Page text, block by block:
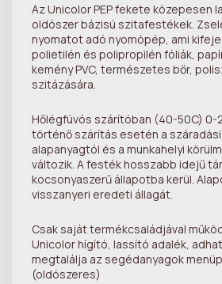
Az Unicolor PEP fekete közepesen
oldószer bázisú szitafestékek.
nyomatot adó nyomópép, ami
polietilén és polipropilén fóliák,
kemény PVC, természetes bőr,
szitázására.
Hőlégfúvós szárítóban (40-50C) 0-
történő szárítás esetén a
alapanyagtól és a munkahelyi
változik. A festék hosszabb idejű
kocsonyaszerű állapotba kerül.
visszanyeri eredeti állagát.
Csak saját termékcsaládjával
Unicolor hígító, lassító adalék,
megtalálja az segédanyagok
(oldószeres)